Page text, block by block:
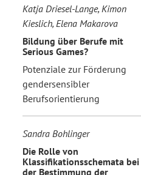
Katja Driesel-Lange, Kimon
Kieslich, Elena Makarova
Bildung über Berufe mit
Serious Games?
Potenziale zur Förderung
gendersensibler
Berufsorientierung
Sandra Bohlinger
Die Rolle von
Klassifikationsschemata bei
der Bestimmung der